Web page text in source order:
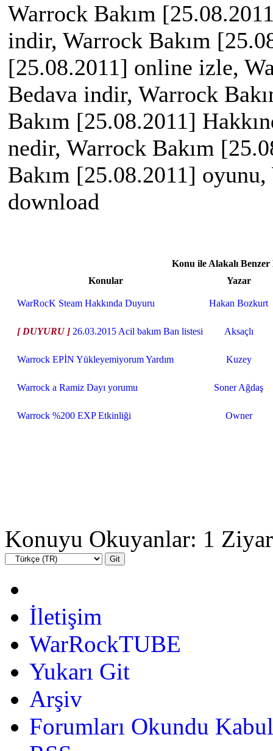
Warrock Bakım
indir, Warrock Bakım
[25.08.2011] online izle,
Bedava indir, Warrock
Bakım [25.08.2011]
nedir, Warrock Bakım
Bakım [25.08.2011]
download
Konu ile Alakalı
Konular
Yazar
WarRocK Steam Hakkında Duyuru Hakan Bozkurt
[ DUYURU ] 26.03.2015 Acil bakım Ban listesi Aksaçlı
Warrock EPİN Yükleyemiyorum Yardım Kuzey
Warrock a Ramiz Dayı yorumu Soner Ağdaş
Warrock %200 EXP Etkinliği Owner
Konuyu Okuyanlar: 1
İletişim
WarRockTUBE
Yukarı Git
Arşiv
Forumları Okundu